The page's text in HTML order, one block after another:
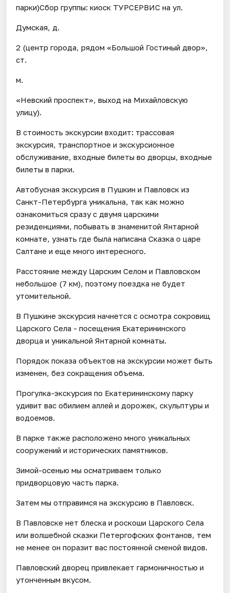
парки)Сбор группы: киоск ТУРСЕРВИС на ул.
Думская, д.
2 (центр города, рядом «Большой Гостиный двор»,
ст.
м.
«Невский проспект», выход на Михайловскую
улицу).
В стоимость экскурсии входит: трассовая
экскурсия, транспортное и экскурсионное
обслуживание, входные билеты во дворцы, входные
билеты в парки.
Автобусная экскурсия в Пушкин и Павловск из
Санкт-Петербурга уникальна, так как можно
ознакомиться сразу с двумя царскими
резиденциями, побывать в знаменитой Янтарной
комнате, узнать где была написана Сказка о царе
Салтане и еще много интересного.
Расстояние между Царским Селом и Павловском
небольшое (7 км), поэтому поездка не будет
утомительной.
В Пушкине экскурсия начнется с осмотра сокровищ
Царского Села - посещения Екатерининского
дворца и уникальной Янтарной комнаты.
Порядок показа объектов на экскурсии может быть
изменен, без сокращения объема.
Прогулка-экскурсия по Екатерининскому парку
удивит вас обилием аллей и дорожек, скульптуры и
водоемов.
В парке также расположено много уникальных
сооружений и исторических памятников.
Зимой-осенью мы осматриваем только
придворцовую часть парка.
Затем мы отправимся на экскурсию в Павловск.
В Павловске нет блеска и роскоши Царского Села
или волшебной сказки Петергофских фонтанов, тем
не менее он поразит вас постоянной сменой видов.
Павловский дворец привлекает гармоничностью и
утонченным вкусом.